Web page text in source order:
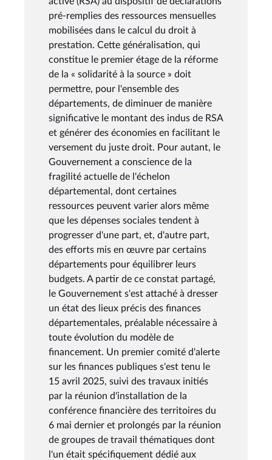
pré-remplies des ressources mensuelles
mobilisées dans le calcul du droit à
prestation. Cette généralisation, qui
constitue le premier étage de la réforme
de la « solidarité à la source » doit
permettre, pour l'ensemble des
départements, de diminuer de manière
significative le montant des indus de RSA
et générer des économies en facilitant le
versement du juste droit. Pour autant, le
Gouvernement a conscience de la
fragilité actuelle de l'échelon
départemental, dont certaines
ressources peuvent varier alors même
que les dépenses sociales tendent à
progresser d'une part, et, d'autre part,
des efforts mis en œuvre par certains
départements pour équilibrer leurs
budgets. A partir de ce constat partagé,
le Gouvernement s'est attaché à dresser
un état des lieux précis des finances
départementales, préalable nécessaire à
toute évolution du modèle de
financement. Un premier comité d'alerte
sur les finances publiques s'est tenu le
15 avril 2025, suivi des travaux initiés
par la réunion d'installation de la
conférence financière des territoires du
6 mai dernier et prolongés par la réunion
de groupes de travail thématiques dont
l'un était spécifiquement dédié aux